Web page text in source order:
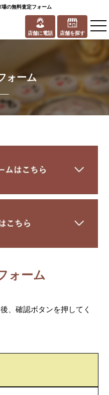
の無料査定フォーム
店舗に電話 店舗を探す
ォーム
ォーム
、確認ボタンを押してく